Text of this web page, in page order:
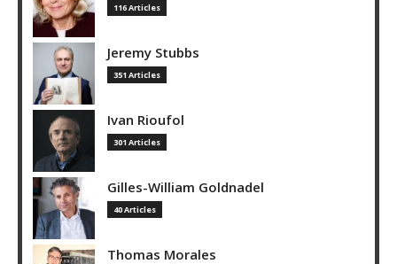
116 Articles
Jeremy Stubbs
351 Articles
Ivan Rioufol
301 Articles
Gilles-William Goldnadel
40 Articles
Thomas Morales